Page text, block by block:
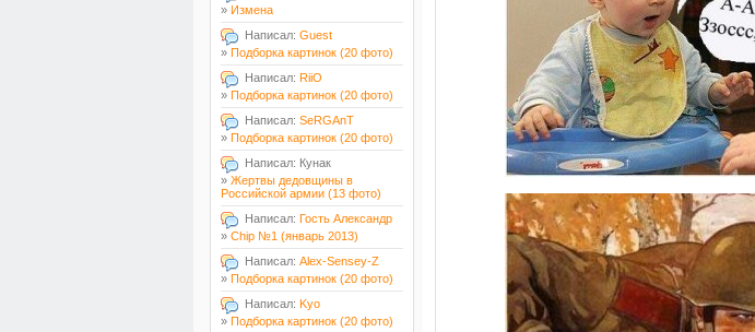
» Измена
Написал: Guest
» Подборка картинок (20 фото)
Написал: RiiO
» Подборка картинок (20 фото)
Написал: SeRGAnT
» Подборка картинок (20 фото)
Написал: Кунак
» Жертвы дедовщины в
Российской армии (13 фото)
Написал: Гость Александр
» Chip №1 (январь 2013)
Написал: Alex-Sensey-Z
» Подборка картинок (20 фото)
Написал: Kyo
» Подборка картинок (20 фото)